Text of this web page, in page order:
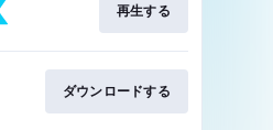
再生する
ダウンロードする